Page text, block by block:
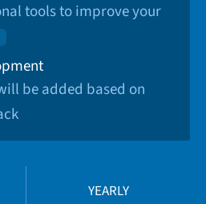
tools to improve your
be added based on
YEARLY